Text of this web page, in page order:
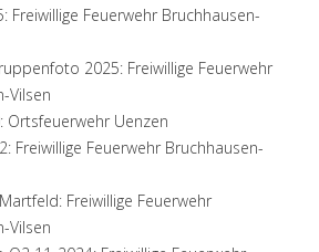
Freiwillige Feuerwehr Bruchhausen-
2025: Freiwillige Feuerwehr
Vilsen
Ortsfeuerwehr Uenzen
Freiwillige Feuerwehr Bruchhausen-
Freiwillige Feuerwehr
Vilsen